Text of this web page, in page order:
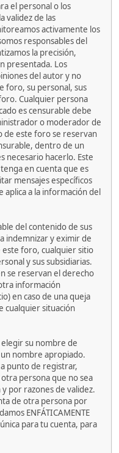
el personal o los
validez de las
activamente los
responsables del
la precisión,
presentada. Los
del autor y no
foro, su personal, sus
Cualquier persona
es censurable debe
o moderador de
de este foro se reservan
dentro de un
necesario hacerlo. Este
en cuenta que es
mensajes específicos
aplica a la información del
del contenido de sus
indemnizar y eximir de
este foro, cualquier sitio
y sus subsidiarias.
se reservan el derecho
información
en caso de una queja
cualquier situación
su nombre de
nombre apropiado.
punto de registrar,
persona que no sea
por razones de validez.
de otra persona por
ENFÁTICAMENTE
para tu cuenta, para